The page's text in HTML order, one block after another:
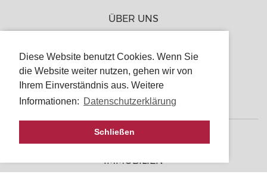
Diese Website benutzt Cookies. Wenn Sie
die Website weiter nutzen, gehen wir von
Ihrem Einverständnis aus. Weitere
Informationen: Datenschutzerklärung
Schließen
ÜBER UNS
PRESSE
PARTNER
KONTAKT
PROJEKTE
IMMOBILIEN